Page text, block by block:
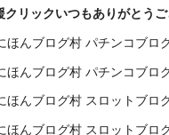
クリックいつもありがとう